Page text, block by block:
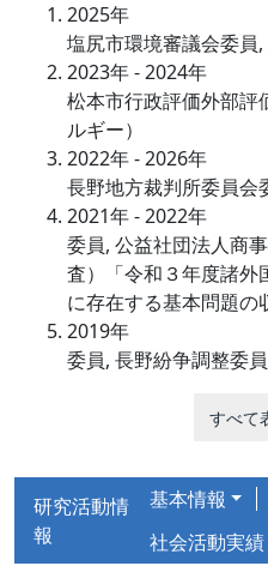
2025年
塩尻市環境審議会委員
2023年 - 2024年
松本市行政評価外部評
ルギー）
2022年 - 2026年
長野地方裁判所委員会
2021年 - 2022年
委員, 公益社団法人商
査）「令和３年度諸外
に存在する基本問題の
2019年
委員, 長野紛争調整委
すべて
研究活動情
報
基本情報
社会活動実績